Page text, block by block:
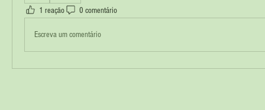
1 reação 0 comentário
Escreva um comentário